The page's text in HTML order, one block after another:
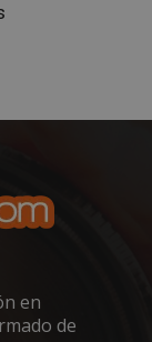
en
de
Inc.